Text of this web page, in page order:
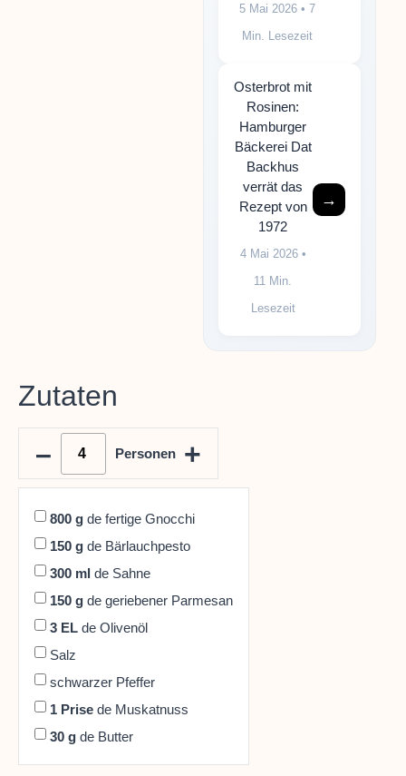
5 Mai 2026• 7
Min. Lesezeit
Osterbrot mit
Rosinen:
Hamburger
Bäckerei Dat
Backhus
verrät das
Rezept von
1972
4 Mai 2026•
11 Min.
Lesezeit
→
Zutaten
–
Personen +
800 g de fertige Gnocchi
150 g de Bärlauchpesto
300 ml de Sahne
150 g de geriebener Parmesan
3 EL de Olivenöl
Salz
schwarzer Pfeffer
1 Prise de Muskatnuss
30 g de Butter